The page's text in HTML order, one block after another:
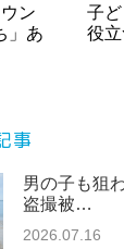
ン
」あ
子
役
事
男の子も狙
盗撮被…
2026.07.16